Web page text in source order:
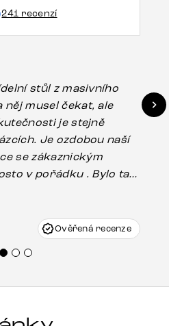
241 recenzí
stůl z masivního
něj musel čekat, ale
je stejně
se zákaznickým
v pořádku . Bylo tam
stolu, které mohlo
vyšli vstříc.
Delife všem.“
Ověřená recenze